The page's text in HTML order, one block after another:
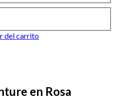
del carrito
en Rosa